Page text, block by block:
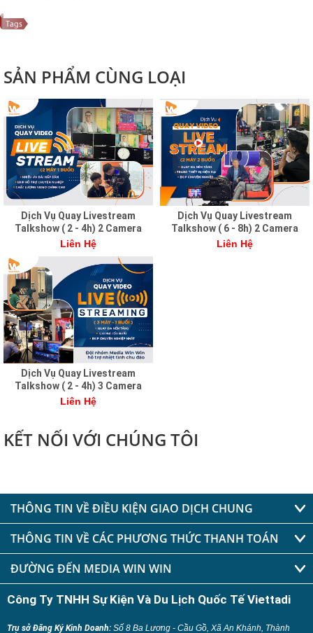
SẢN PHẨM CÙNG LOẠI
Dịch Vụ Quay Livestream
Talkshow ( 2 - 4h) 2 Camera
Liên Hệ
Dịch Vụ Quay Livestream
Talkshow ( 6 - 8h) 2 Camera
Liên Hệ
Dịch Vụ Quay Livestream
Talkshow ( 2 - 4h) 3 Camera
Liên Hệ
KẾT NỐI VỚI CHÚNG TÔI
THÔNG TIN VỀ ĐIỀU KIỆN GIAO DỊCH CHUNG
THÔNG TIN VỀ CÁC PHƯƠNG THỨC THANH TOÁN
ĐƯỜNG ĐẾN MEDIA WIN WIN
Công Ty TNHH Sự Kiện Và Du Lịch Quốc Tế Viettadi
Trụ sở Đăng Ký Kinh Doanh: Số 8 Ba Lương - Cầu Gồ, Xã An Khánh, Thành